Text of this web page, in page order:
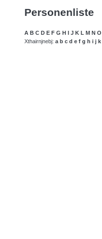
Personenliste
A B C D E F G H I J K L M N O
Xthairnjnebj: a b c d e f g h i j k